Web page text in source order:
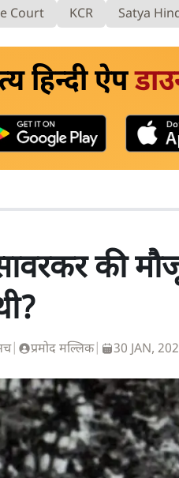
Court KCR Satya
हिन्दी ऐप
की
| प्रमोद मल्लिक| 30 JAN,